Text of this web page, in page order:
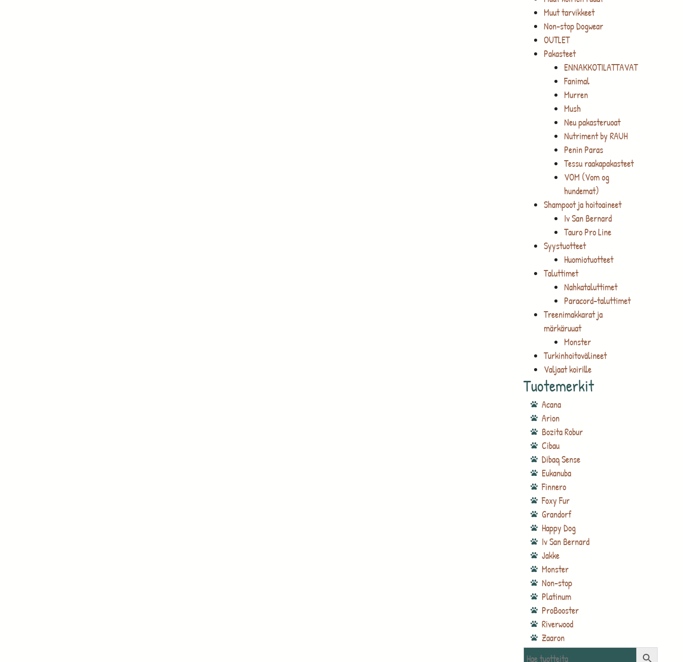
Muut tarvikkeet
Non-stop Dogwear
OUTLET
Pakasteet
ENNAKKOTILATTAVAT
Fanimal
Murren
Mush
Neu pakasteruoat
Nutriment by RAUH
Penin Paras
Tessu raakapakasteet
VOM (Vom og
hundemat)
Shampoot ja hoitoaineet
Iv San Bernard
Tauro Pro Line
Syystuotteet
Huomiotuotteet
Taluttimet
Nahkataluttimet
Paracord-taluttimet
Treenimakkarat ja
märkäruuat
Monster
Turkinhoitovälineet
Valjaat koirille
Tuotemerkit
Acana
Arion
Bozita Robur
Cibau
Dibaq Sense
Eukanuba
Finnero
Foxy Fur
Grandorf
Happy Dog
Iv San Bernard
Jakke
Monster
Non-stop
Platinum
ProBooster
Riverwood
Zaaron